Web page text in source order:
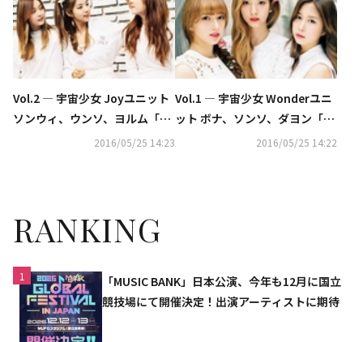
Vol.2 ― 宇宙少女 Joyユニット
ソンウィ、ウンソ、ヨルム「My
2016/05/25 14:23
Vol.1 ― 宇宙少女 Wonderユニ
ット ボナ、ソンソ、ダヨン「M
2016/05/25 14:22
RANKING
1
「MUSIC BANK」日本公演、今年も12月に国立
競技場にて開催決定！出演アーティストに期待